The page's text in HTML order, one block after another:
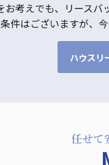
お考えでも、リースバ
条件はございますが、
ハウスリ
任せて